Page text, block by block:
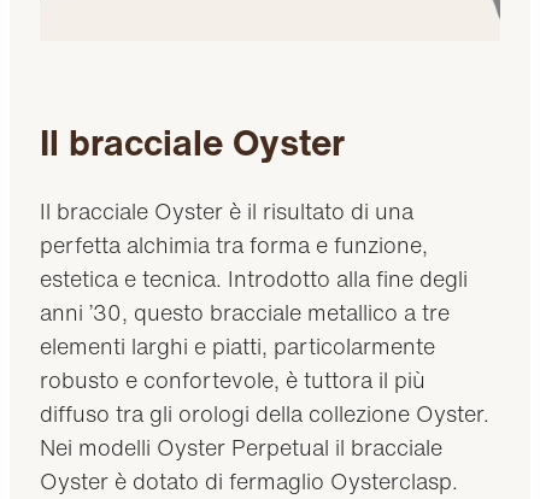
Il bracciale Oyster
Il bracciale Oyster è il risultato di una
perfetta alchimia tra forma e funzione,
estetica e tecnica. Introdotto alla fine degli
anni ’30, questo bracciale metallico a tre
elementi larghi e piatti, particolarmente
robusto e confortevole, è tuttora il più
diffuso tra gli orologi della collezione Oyster.
Nei modelli Oyster Perpetual il bracciale
Oyster è dotato di fermaglio Oysterclasp.